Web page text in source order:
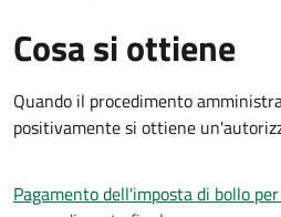
Cosa si ottiene
Quando il procedimento
positivamente si ottiene
Pagamento dell'imposta di bollo